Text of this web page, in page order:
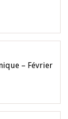
– Février